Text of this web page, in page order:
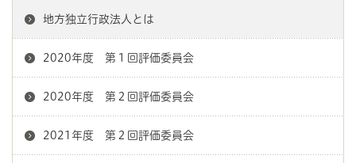
地方独立行政法人とは
2020年度 第１回評価委員会
2020年度 第２回評価委員会
2021年度 第２回評価委員会